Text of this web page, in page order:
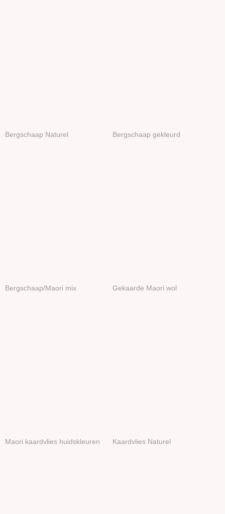
Bergschaap Naturel Bergschaap gekleurd
Bergschaap/Maori mix Gekaarde Maori wol
Maori kaardvlies huidskleuren Kaardvlies Naturel